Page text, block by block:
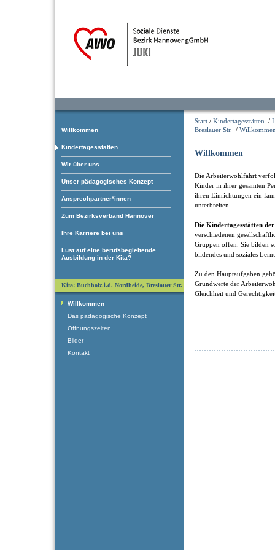
Willkommen
Kindertagesstätten
Wir über uns
Unser pädagogisches Konzept
Ansprechpartner*innen
Zum Bezirksverband Hannover
Ihre Karriere bei uns
Lust auf eine berufsbegleitende
Ausbildung in der Kita?
Start / Kindertagesstätten /
Breslauer Str.
/
Willkommen
Die Arbeiterwohlfahrt
Kinder in ihrer gesamten
ihren Einrichtungen ein
unterbreiten.
Die Kindertagesstätten
verschiedenen
Gruppen offen. Sie bilden
bildendes und soziales
Zu den Hauptaufgaben
Grundwerte der
Gleichheit und
Kita: Buchholz i.d. Nordheide, Breslauer Str.
Willkommen
Das pädagogische Konzept
Öffnungszeiten
Bilder
Kontakt